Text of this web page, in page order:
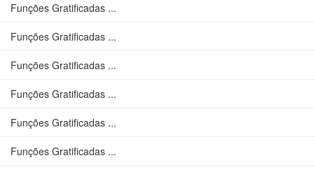
Funções Gratificadas ...
Funções Gratificadas ...
Funções Gratificadas ...
Funções Gratificadas ...
Funções Gratificadas ...
Funções Gratificadas ...